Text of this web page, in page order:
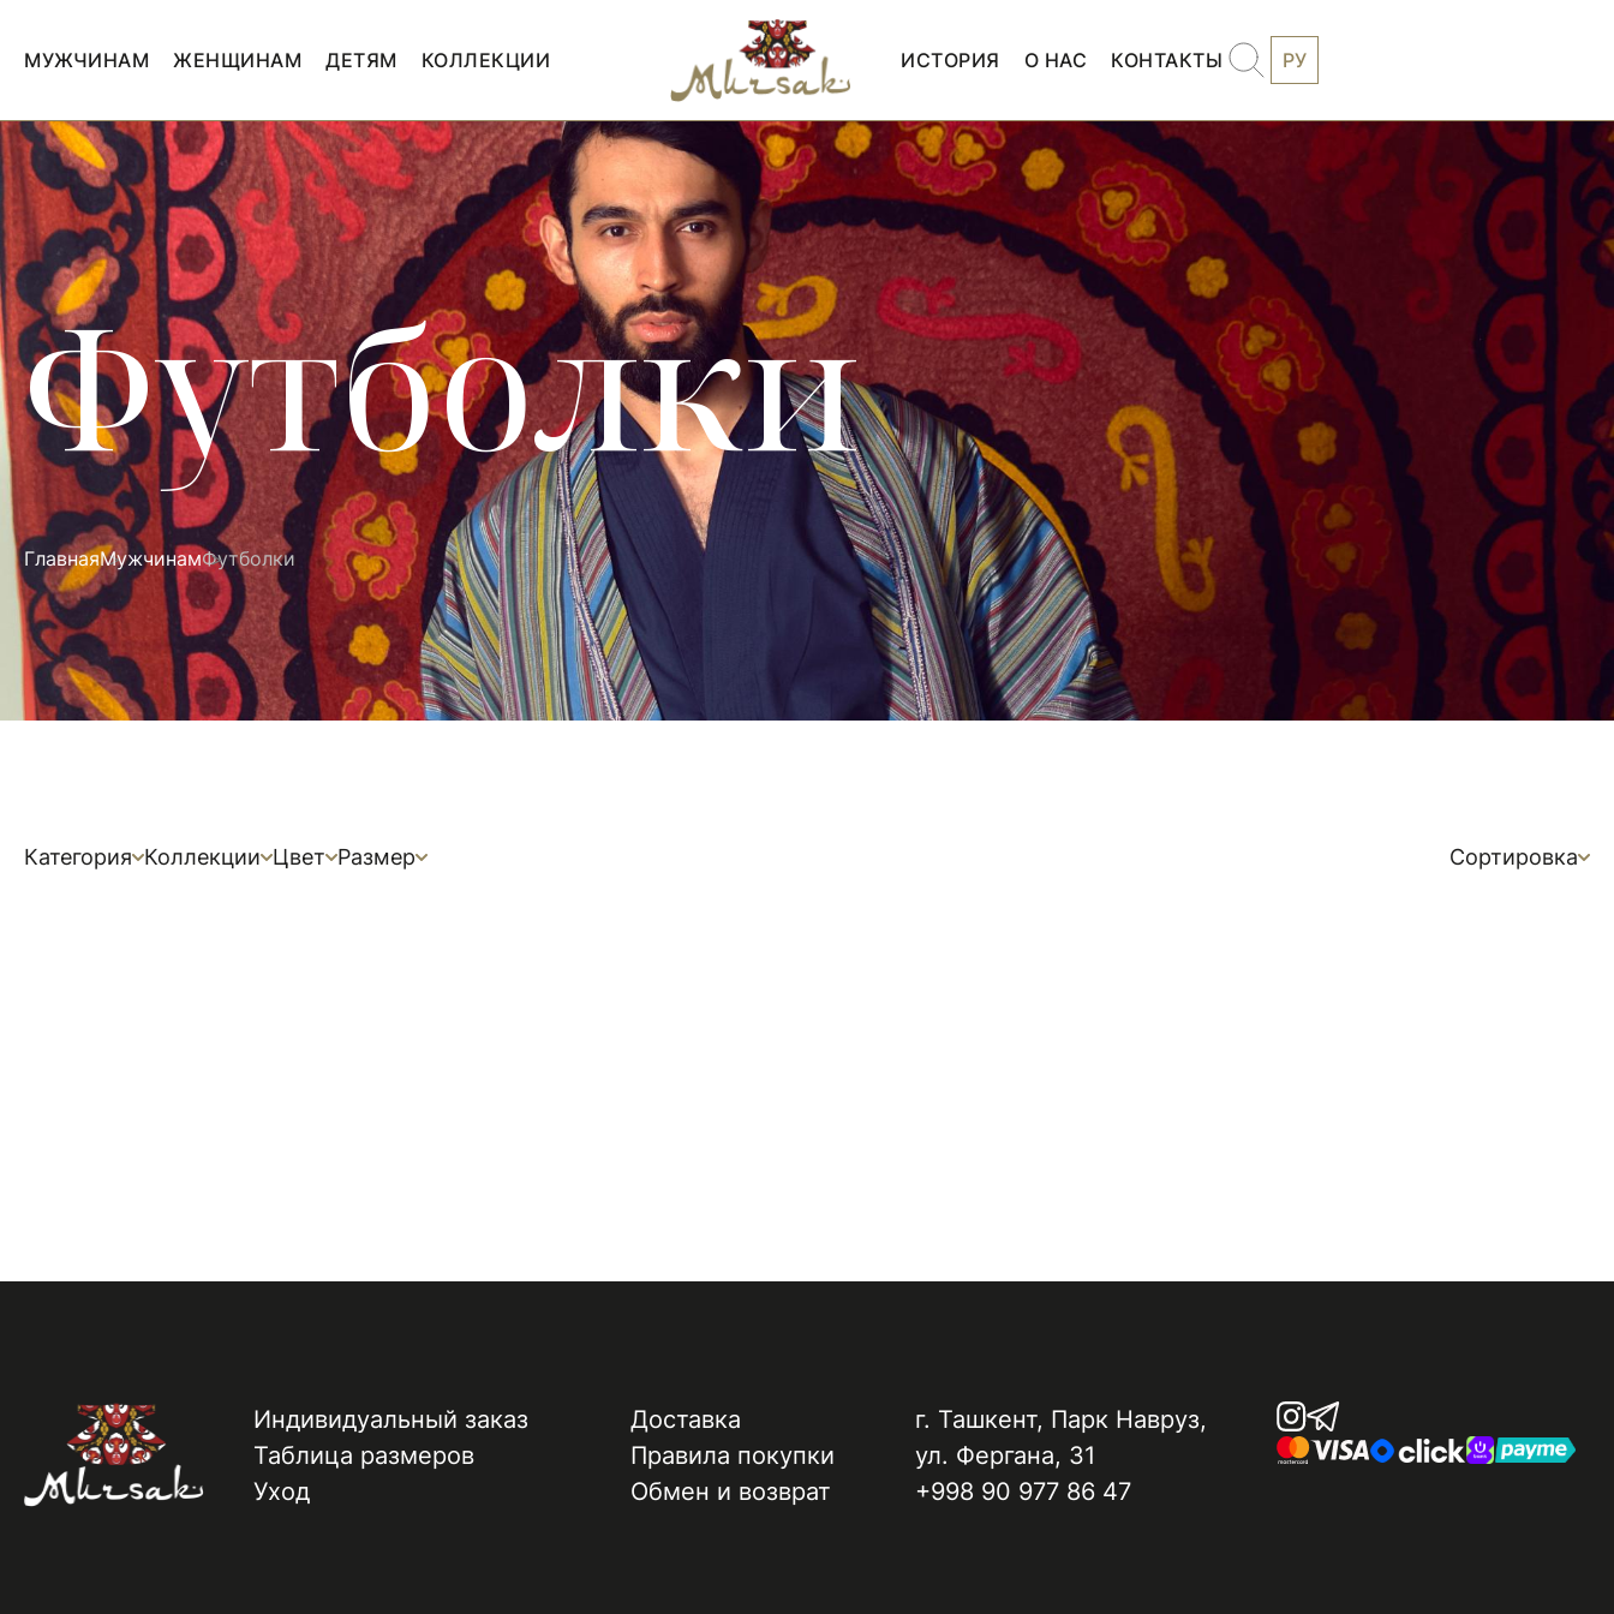
МУЖЧИНАМ ЖЕНЩИНАМ ДЕТЯМ КОЛЛЕКЦИИ ИСТОРИЯ О НАС КОНТАКТЫ РУ
Футболки
ГлавнаяМужчинамФутболки
Категория Коллекции Цвет Размер Сортировка
Индивидуальный заказ
Таблица размеров
Уход
Доставка
Правила покупки
Обмен и возврат
г. Ташкент, ​Парк Навруз​,
ул. Фергана, 31
+998 90 977 86 47